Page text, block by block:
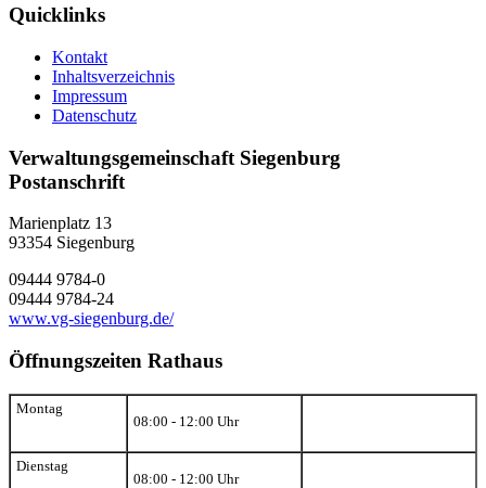
Quicklinks
Kontakt
Inhaltsverzeichnis
Impressum
Datenschutz
Verwaltungsgemeinschaft Siegenburg
Postanschrift
Marienplatz 13
93354 Siegenburg
09444 9784-0
09444 9784-24
www.vg-siegenburg.de/
Öffnungszeiten Rathaus
Montag
08:00 - 12:00 Uhr
Dienstag
08:00 - 12:00 Uhr